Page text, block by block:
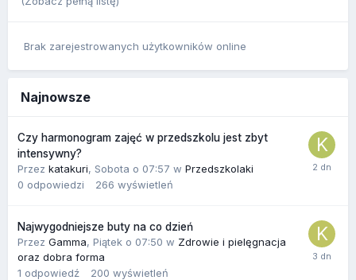
Brak zarejestrowanych użytkowników online
Najnowsze
Czy harmonogram zajęć w przedszkolu jest zbyt
intensywny?
Przez katakuri, Sobota o 07:57 w Przedszkolaki
0 odpowiedzi 266 wyświetleń
Najwygodniejsze buty na co dzień
Przez Gamma, Piątek o 07:50 w Zdrowie i pielęgnacja
oraz dobra forma
1 odpowiedź 200 wyświetleń